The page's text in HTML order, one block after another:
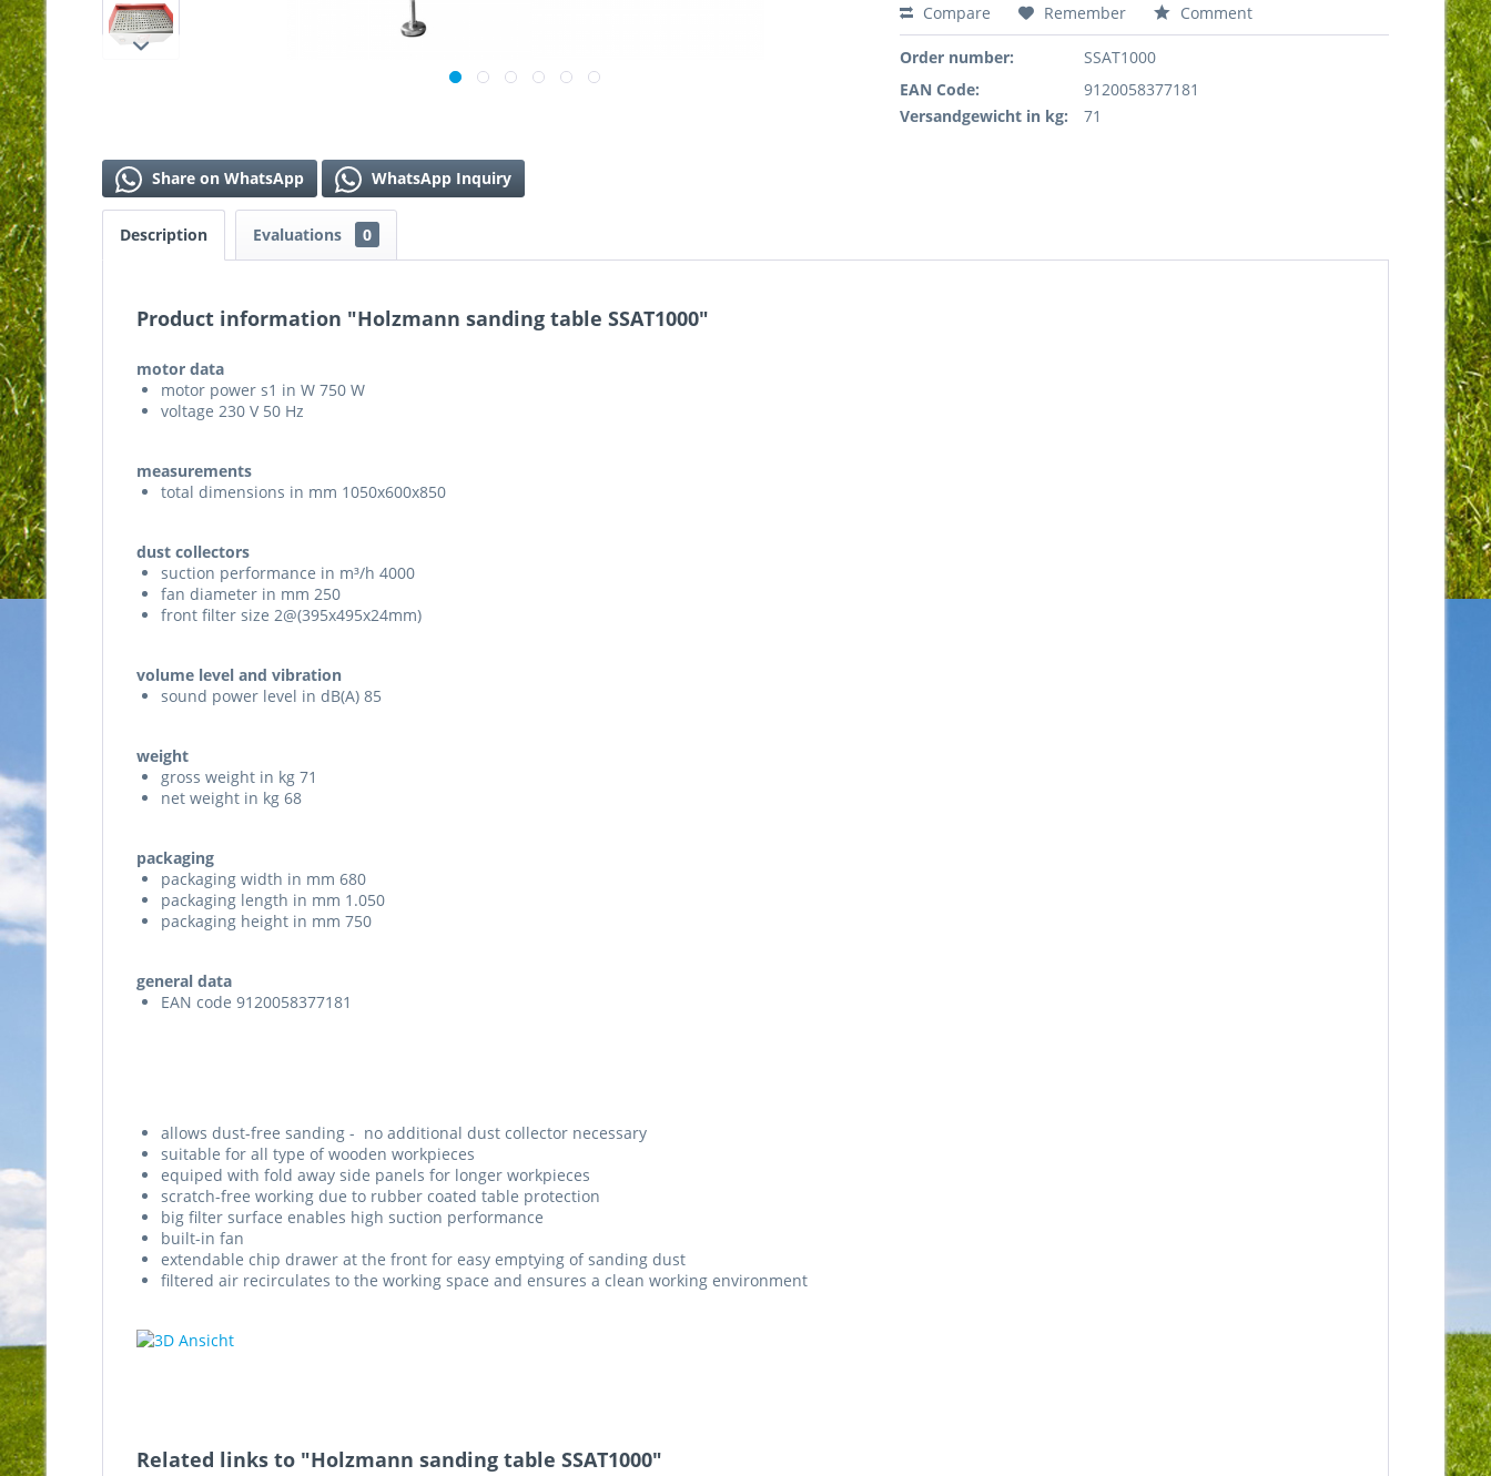
Compare Remember Comment
Order number:
SSAT1000
EAN Code:
9120058377181
Versandgewicht in kg:
71
Share on WhatsApp WhatsApp Inquiry
Description Evaluations 0
Product information "Holzmann sanding table SSAT1000"
motor data
motor power s1 in W 750 W
voltage 230 V 50 Hz
measurements
total dimensions in mm 1050x600x850
dust collectors
suction performance in m³/h 4000
fan diameter in mm 250
front filter size 2@(395x495x24mm)
volume level and vibration
sound power level in dB(A) 85
weight
gross weight in kg 71
net weight in kg 68
packaging
packaging width in mm 680
packaging length in mm 1.050
packaging height in mm 750
general data
EAN code 9120058377181
allows dust-free sanding - no additional dust collector necessary
suitable for all type of wooden workpieces
equiped with fold away side panels for longer workpieces
scratch-free working due to rubber coated table protection
big filter surface enables high suction performance
built-in fan
extendable chip drawer at the front for easy emptying of sanding dust
filtered air recirculates to the working space and ensures a clean working environment
Related links to "Holzmann sanding table SSAT1000"